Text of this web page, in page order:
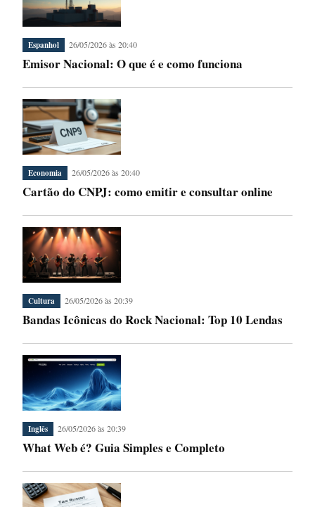
Espanhol 26/05/2026 às 20:40
Emisor Nacional: O que é e como funciona
Economia 26/05/2026 às 20:40
Cartão do CNPJ: como emitir e consultar online
Cultura 26/05/2026 às 20:39
Bandas Icônicas do Rock Nacional: Top 10 Lendas
Inglês 26/05/2026 às 20:39
What Web é? Guia Simples e Completo